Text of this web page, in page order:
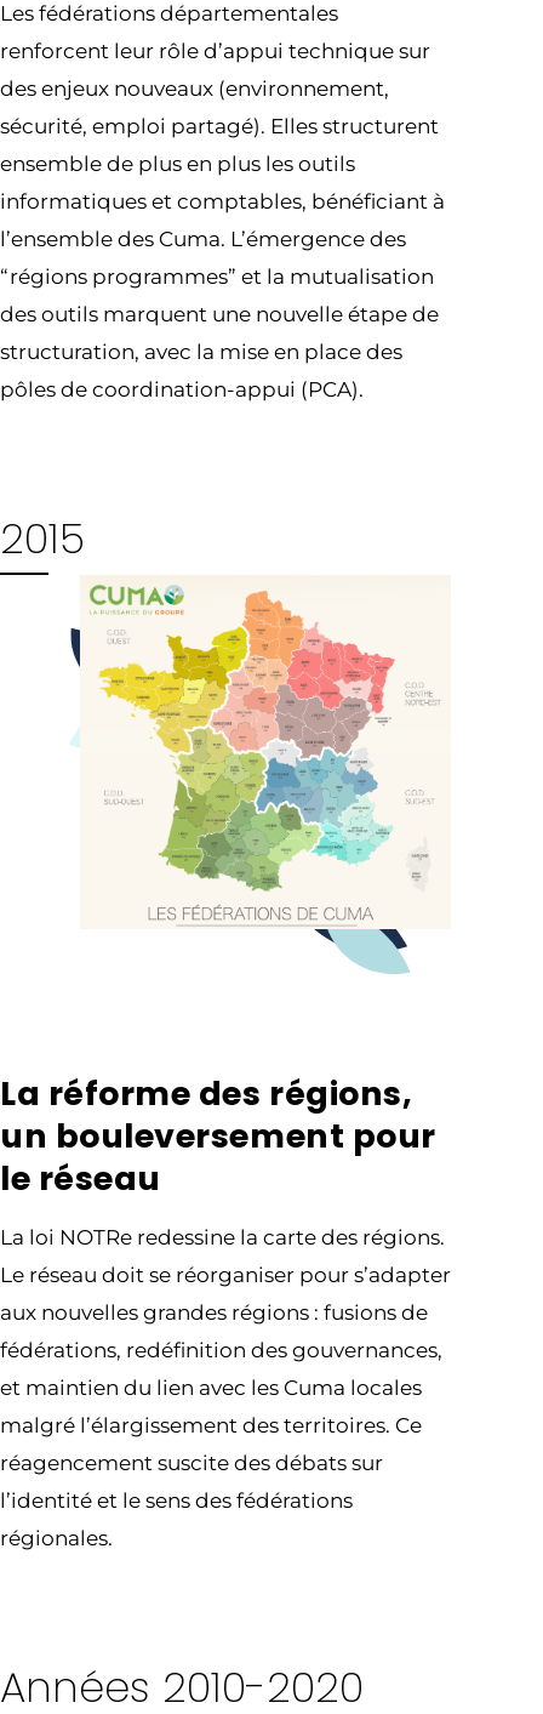
Les fédérations départementales
renforcent leur rôle d’appui technique sur
des enjeux nouveaux (environnement,
sécurité, emploi partagé). Elles structurent
ensemble de plus en plus les outils
informatiques et comptables, bénéficiant à
l’ensemble des Cuma. L’émergence des
“régions programmes” et la mutualisation
des outils marquent une nouvelle étape de
structuration, avec la mise en place des
pôles de coordination-appui (PCA).
2015
La réforme des régions,
un bouleversement pour
le réseau
La loi NOTRe redessine la carte des régions.
Le réseau doit se réorganiser pour s’adapter
aux nouvelles grandes régions : fusions de
fédérations, redéfinition des gouvernances,
et maintien du lien avec les Cuma locales
malgré l’élargissement des territoires. Ce
réagencement suscite des débats sur
l’identité et le sens des fédérations
régionales.
Années 2010-2020